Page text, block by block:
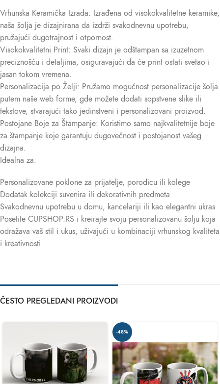
Vrhunska Keramička Izrada: Izrađena od visokokvalitetne keramike,
naša šolja je dizajnirana da izdrži svakodnevnu upotrebu,
pružajući dugotrajnost i otpornost.
Visokokvalitetni Print: Svaki dizajn je odštampan sa izuzetnom
preciznošću i detaljima, osiguravajući da će print ostati svetao i
jasan tokom vremena.
Personalizacija po Želji: Pružamo mogućnost personalizacije šolja
putem naše web forme, gde možete dodati sopstvene slike ili
tekstove, stvarajući tako jedinstveni i personalizovani proizvod.
Postojane Boje za Štampanje: Koristimo samo najkvalitetnije boje
za štampanje koje garantuju dugovečnost i postojanost vašeg
dizajna.
Idealna za:
Personalizovane poklone za prijatelje, porodicu ili kolege
Dodatak kolekciji suvenira ili dekorativnih predmeta
Svakodnevnu upotrebu u domu, kancelariji ili kao elegantni ukras
Posetite CUPSHOP.RS i kreirajte svoju personalizovanu šolju koja
odražava vaš stil i ukus, uživajući u kombinaciji vrhunskog kvaliteta
i kreativnosti.
ČESTO PREGLEDANI PROIZVODI
-48%